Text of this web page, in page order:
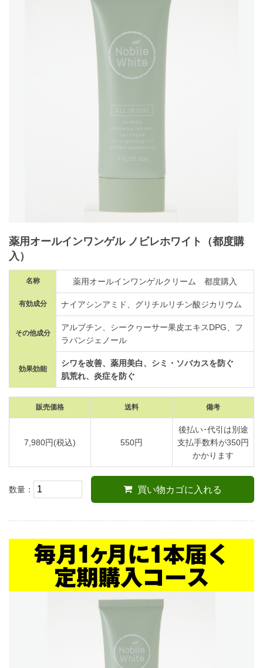
薬用オールインワンゲル ノビレホワイト（都度購
入）
名称 薬用オールインワンゲルクリーム 都度購入
有効成分 ナイアシンアミド、グリチルリチン酸ジカリウム
その他成分
アルブチン、シークヮーサー果皮エキスDPG、フ
ラバンジェノール
効果効能
シワを改善、薬用美白、シミ・ソバカスを防ぐ
肌荒れ、炎症を防ぐ
販売価格 送料 備考
7,980円(税込) 550円
後払い･代引は別途
支払手数料が350円
かかります
数量： 買い物カゴに入れる